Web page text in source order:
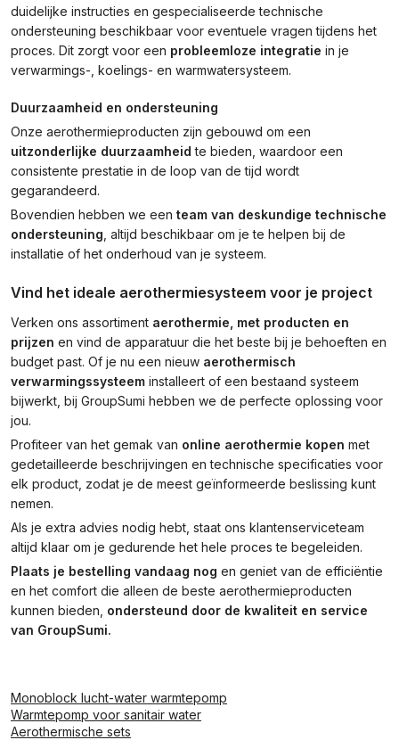
duidelijke instructies en gespecialiseerde technische
ondersteuning beschikbaar voor eventuele vragen tijdens het
proces. Dit zorgt voor een probleemloze integratie in je
verwarmings-, koelings- en warmwatersysteem.
Duurzaamheid en ondersteuning
Onze aerothermieproducten zijn gebouwd om een
uitzonderlijke duurzaamheid te bieden, waardoor een
consistente prestatie in de loop van de tijd wordt
gegarandeerd.
Bovendien hebben we een team van deskundige technische
ondersteuning , altijd beschikbaar om je te helpen bij de
installatie of het onderhoud van je systeem.
Vind het ideale aerothermiesysteem voor je project
Verken ons assortiment aerothermie, met producten en
prijzen en vind de apparatuur die het beste bij je behoeften en
budget past. Of je nu een nieuw aerothermisch
verwarmingssysteem installeert of een bestaand systeem
bijwerkt, bij GroupSumi hebben we de perfecte oplossing voor
jou.
Profiteer van het gemak van online aerothermie kopen met
gedetailleerde beschrijvingen en technische specificaties voor
elk product, zodat je de meest geïnformeerde beslissing kunt
nemen.
Als je extra advies nodig hebt, staat ons klantenserviceteam
altijd klaar om je gedurende het hele proces te begeleiden.
Plaats je bestelling vandaag nog en geniet van de efficiëntie
en het comfort die alleen de beste aerothermieproducten
kunnen bieden, ondersteund door de kwaliteit en service
van GroupSumi.
Monoblock lucht-water warmtepomp
Warmtepomp voor sanitair water
Aerothermische sets